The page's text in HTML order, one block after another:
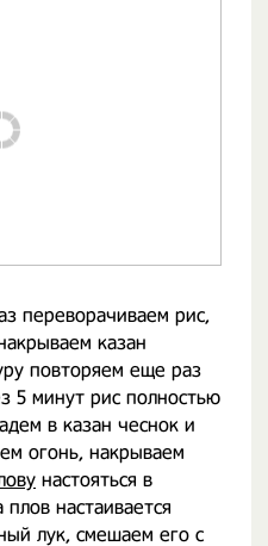
переворачиваем рис,
казан
повторяем еще раз
5 минут рис полностью
в казан чеснок и
огонь, накрываем
настояться в
настаивается
лук, смешаем его с